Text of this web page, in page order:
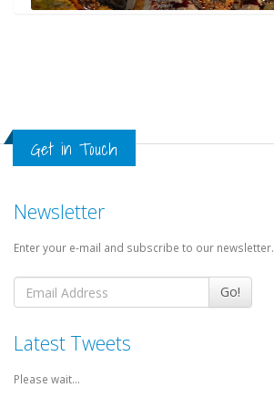
Get in Touch
Newsletter
Enter your e-mail and subscribe to our newsletter.
Go!
Latest Tweets
Please wait...